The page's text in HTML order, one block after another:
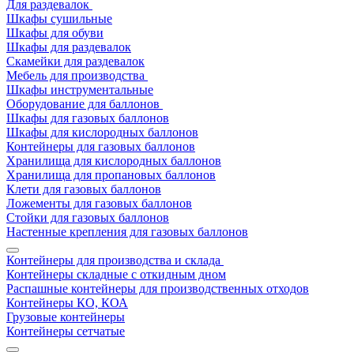
Для раздевалок
Шкафы сушильные
Шкафы для обуви
Шкафы для раздевалок
Скамейки для раздевалок
Мебель для производства
Шкафы инструментальные
Оборудование для баллонов
Шкафы для газовых баллонов
Шкафы для кислородных баллонов
Контейнеры для газовых баллонов
Хранилища для кислородных баллонов
Хранилища для пропановых баллонов
Клети для газовых баллонов
Ложементы для газовых баллонов
Стойки для газовых баллонов
Настенные крепления для газовых баллонов
Контейнеры для производства и склада
Контейнеры складные с откидным дном
Распашные контейнеры для производственных отходов
Контейнеры КО, КОА
Грузовые контейнеры
Контейнеры сетчатые